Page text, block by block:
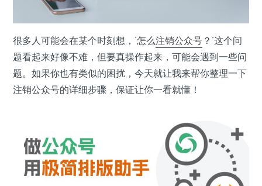
很多人可能会在某个时刻想，‘怎么注销公众号 ？’这个问
题看起来好像不难，但要真操作起来，可能会遇到一些问
题。如果你也有类似的困扰，今天就让我来帮你整理一下
注销公众号的详细步骤，保证让你一看就懂！